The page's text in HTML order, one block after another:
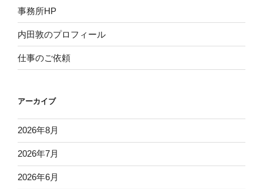
事務所HP
内田敦のプロフィール
仕事のご依頼
アーカイブ
2026年8月
2026年7月
2026年6月